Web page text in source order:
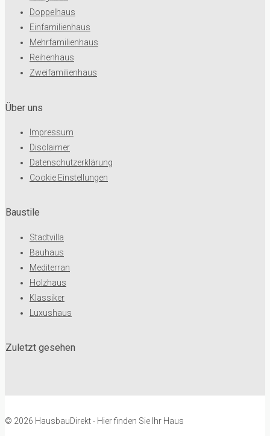
Doppelhaus
Einfamilienhaus
Mehrfamilienhaus
Reihenhaus
Zweifamilienhaus
Baustile
Stadtvilla
Bauhaus
Mediterran
Holzhaus
Klassiker
Luxushaus
Über uns
Impressum
Disclaimer
Datenschutzerklärung
Cookie Einstellungen
Zuletzt gesehen
© 2026 HausbauDirekt - Hier finden Sie Ihr Haus